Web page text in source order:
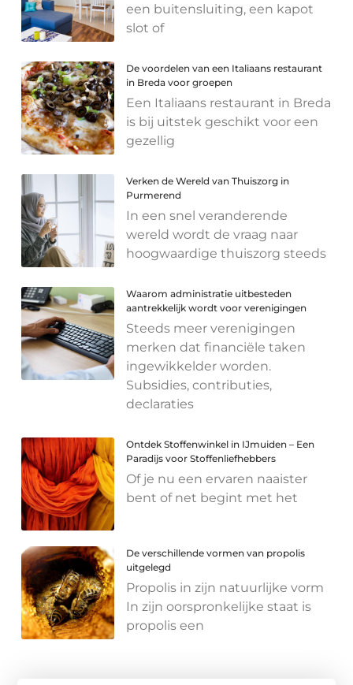
een buitensluiting, een kapot
slot of
De voordelen van een Italiaans restaurant
in Breda voor groepen
Een Italiaans restaurant in Breda
is bij uitstek geschikt voor een
gezellig
Verken de Wereld van Thuiszorg in
Purmerend
In een snel veranderende
wereld wordt de vraag naar
hoogwaardige thuiszorg steeds
Waarom administratie uitbesteden
aantrekkelijk wordt voor verenigingen
Steeds meer verenigingen
merken dat financiële taken
ingewikkelder worden.
Subsidies, contributies,
declaraties
Ontdek Stoffenwinkel in IJmuiden – Een
Paradijs voor Stoffenliefhebbers
Of je nu een ervaren naaister
bent of net begint met het
De verschillende vormen van propolis
uitgelegd
Propolis in zijn natuurlijke vorm
In zijn oorspronkelijke staat is
propolis een